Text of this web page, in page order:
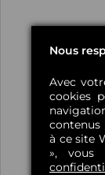
Nous
Avec
cookies
contenus
à ce site
», vous